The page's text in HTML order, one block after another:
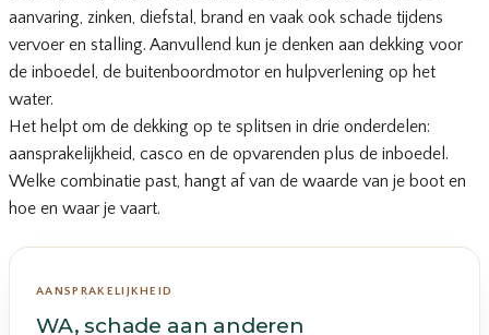
aanvaring, zinken, diefstal, brand en vaak ook schade tijdens
vervoer en stalling. Aanvullend kun je denken aan dekking voor
de inboedel, de buitenboordmotor en hulpverlening op het
water.
Het helpt om de dekking op te splitsen in drie onderdelen:
aansprakelijkheid, casco en de opvarenden plus de inboedel.
Welke combinatie past, hangt af van de waarde van je boot en
hoe en waar je vaart.
AANSPRAKELIJKHEID
WA, schade aan anderen